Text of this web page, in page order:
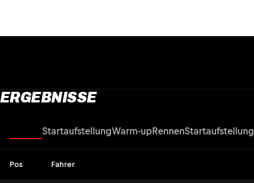
ERGEBNISSE
StartaufstellungWarm-upRennenStartaufstellung
Pos Fahrer